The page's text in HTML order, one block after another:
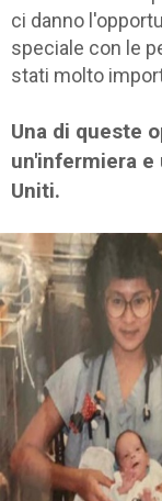
ci danno
speciale con le
stati molto
Una di queste
un'infermiera e
Uniti.